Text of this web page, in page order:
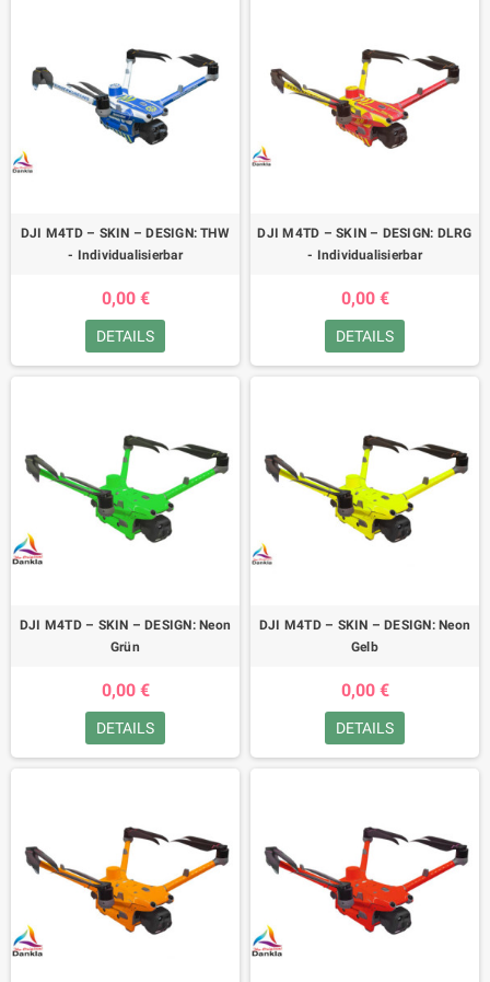
DJI M4TD – SKIN – DESIGN: THW
- Individualisierbar
0,00 €
DETAILS
DJI M4TD – SKIN – DESIGN: DLRG
- Individualisierbar
0,00 €
DETAILS
DJI M4TD – SKIN – DESIGN: Neon
Grün
0,00 €
DETAILS
DJI M4TD – SKIN – DESIGN: Neon
Gelb
0,00 €
DETAILS